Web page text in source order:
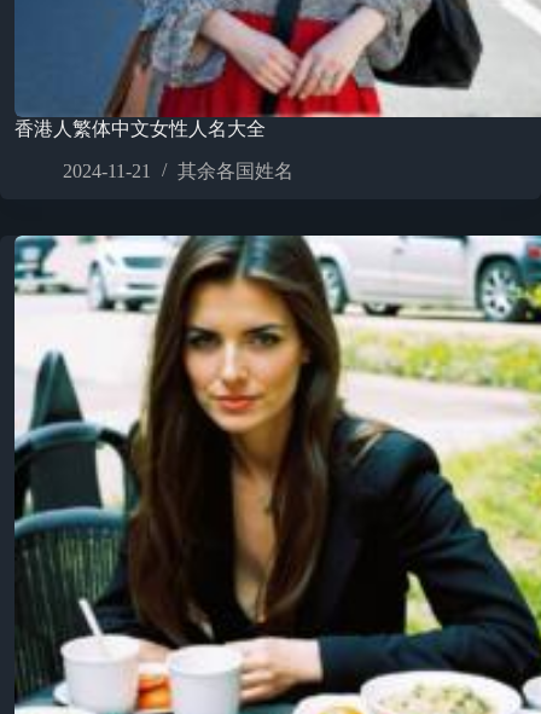
香港人繁体中文女性人名大全
2024-11-21 其余各国姓名